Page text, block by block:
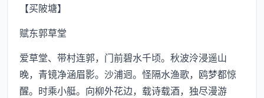
【买陂塘】
赋东郭草堂
爱草堂、带村连郭，门前碧水千顷。秋波泠浸遥山
晚，青镜净涵眉影。沙浦迥。怪隔水渔歌，鸥梦都惊
醒。时乘小艇。向柳外花边，载诗载酒，独尽漫游